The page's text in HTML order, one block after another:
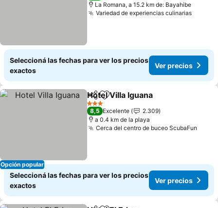
La Romana, a 15.2 km de: Bayahibe
Variedad de experiencias culinariasVer
Seleccioná las fechas para ver los precios
exactos
Ver precios
Opción popular
CompartirAñadir a favoritos
Hotel Villa Iguana
3 Estrellas
8,5 Excelente
2.309
a 0.4 km de la playa
Cerca del centro de buceo ScubaFun
Seleccioná las fechas para ver los precios
exactos
Ver precios